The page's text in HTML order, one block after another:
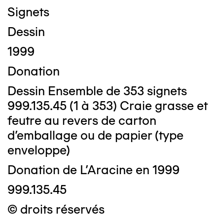
Signets
Dessin
1999
Donation
Dessin Ensemble de 353 signets
999.135.45 (1 à 353) Craie grasse et
feutre au revers de carton
d'emballage ou de papier (type
enveloppe)
Donation de L'Aracine en 1999
999.135.45
© droits réservés